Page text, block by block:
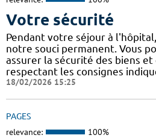
Votre sécurité
Pendant votre séjour à
notre souci permanent. Vous
assurer la sécurité des biens et
respectant les consignes
18/02/2026 15:25
PAGES
relevance: 100%